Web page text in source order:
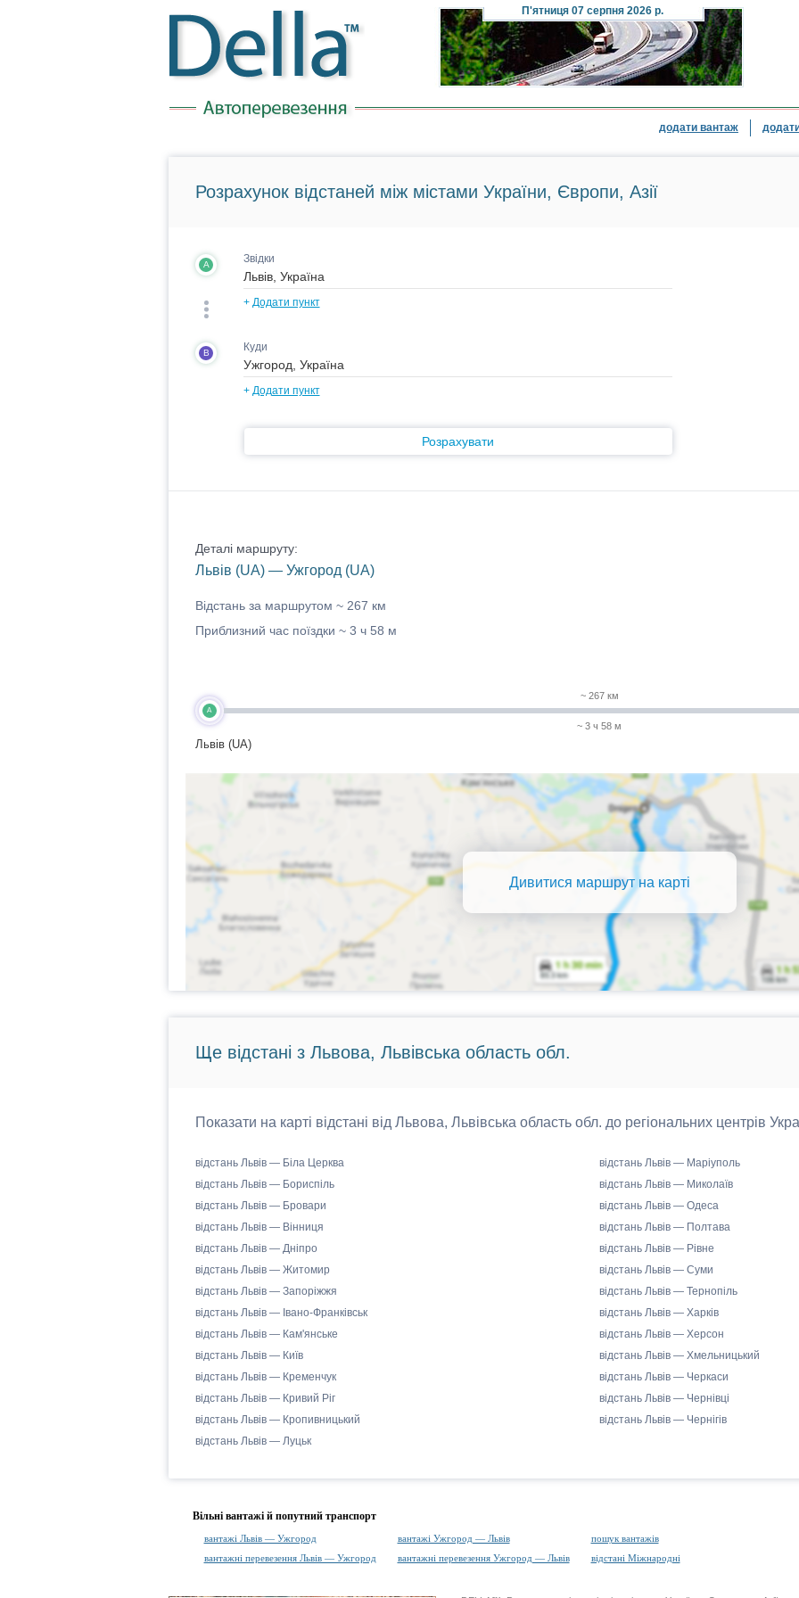
П'ятниця07 серпня 2026 р.
додати вантаж
Розрахунок відстаней між містами України, Європи, Азії
A Звідки
+ Додати пункт
B Куди
+ Додати пункт
Розрахувати
Деталі маршруту:
Львів (UA) — Ужгород (UA)
Відстань за маршрутом ~ 267 км
Приблизний час поїздки ~ 3 ч 58 м
A
Львів (UA)
~ 267 км
~ 3 ч 58 м
Дивитися маршрут на карті
Ще відстані з Львова, Львівська область обл.
Показати на карті відстані від Львова, Львівська область обл. до регіональних центрів
відстань Львів — Біла Церква
відстань Львів — Бориспіль
відстань Львів — Бровари
відстань Львів — Вінниця
відстань Львів — Дніпро
відстань Львів — Житомир
відстань Львів — Запоріжжя
відстань Львів — Івано-Франківськ
відстань Львів — Кам'янське
відстань Львів — Київ
відстань Львів — Кременчук
відстань Львів — Кривий Ріг
відстань Львів — Кропивницький
відстань Львів — Луцьк
відстань Львів — Маріуполь
відстань Львів — Миколаїв
відстань Львів — Одеса
відстань Львів — Полтава
відстань Львів — Рівне
відстань Львів — Суми
відстань Львів — Тернопіль
відстань Львів — Харків
відстань Львів — Херсон
відстань Львів — Хмельницький
відстань Львів — Черкаси
відстань Львів — Чернівці
відстань Львів — Чернігів
Вільні вантажі й попутний транспорт
вантажі Львів — Ужгород вантажі Ужгород — Львів
пошук вантажів
вантажні перевезення Львів — Ужгород
вантажні перевезення Ужгород — Львів відстані Міжнародні